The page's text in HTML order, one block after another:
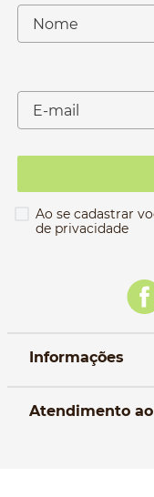
Ao se cadastrar
de privacidade
Informações
Atendimento